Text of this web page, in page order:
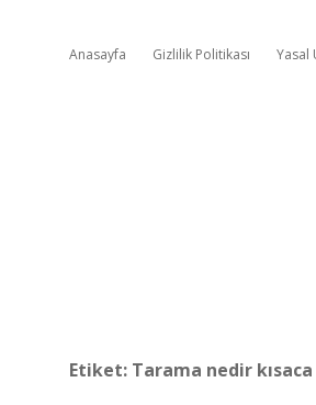
Anasayfa Gizlilik Politikası Yasal
Etiket: Tarama nedir kısaca